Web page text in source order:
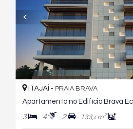
ITAJAÍ - PRAIA BRAVA
Apartamento no Edifício Brava
3 4 2 133,0m²